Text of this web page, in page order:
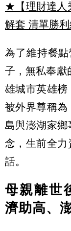
★【理財達人
解套 清單勝利
為了維持餐
子，無私奉獻
雄城市英雄榜
被外界尊稱為
島與澎湖家鄉
念，生前全力
話。
母親離世
濟助高、